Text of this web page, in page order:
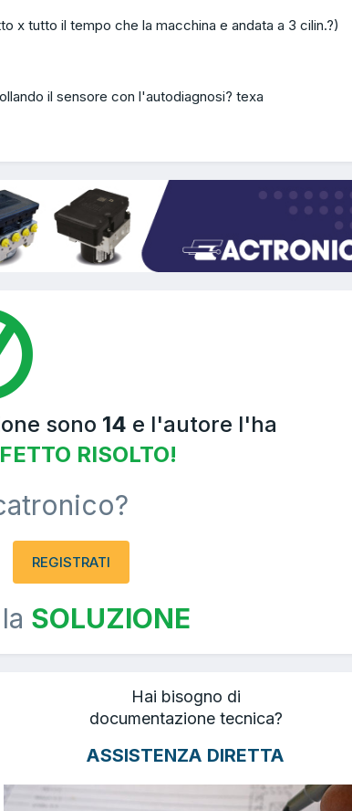
tutto il tempo che la macchina e andata a 3 cilin.?)
il sensore con l'autodiagnosi? texa
sono 14 e l'autore l'ha
RISOLTO!
REGISTRATI
la SOLUZIONE
Hai bisogno di
documentazione tecnica?
ASSISTENZA DIRETTA